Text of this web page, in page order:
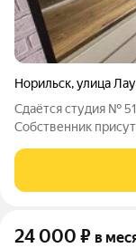
Норильск,улица
Сдаётся студия №
Собственник
отдельно. По
Из техники в
24 000 ₽ в